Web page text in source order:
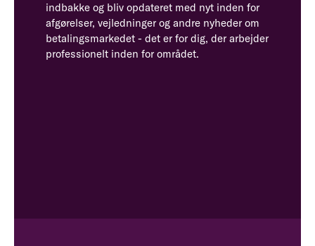
indbakke og bliv opdateret med nyt inden for
afgørelser, vejledninger og andre nyheder om
betalingsmarkedet - det er for dig, der arbejder
professionelt inden for området.